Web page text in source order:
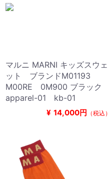
マルニ MARNI キッズスウェ
ット ブランドM01193
M00RE 0M900 ブラック
apparel-01 kb-01
¥ 14,000円 （税込）